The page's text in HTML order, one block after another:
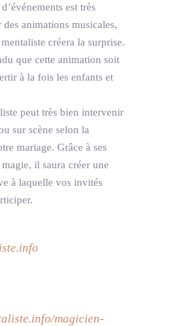
est très
animations musicales,
créera la surprise.
que cette animation soit
à la fois les enfants et
peut très bien intervenir
sur scène selon la
mariage. Grâce à ses
il saura créer une
à laquelle vos invités
magicien-